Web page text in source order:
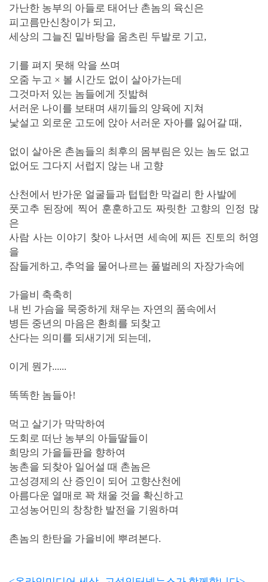
가난한 농부의 아들로 태어난 촌놈의 육신은
피고름만신창이가 되고,
세상의 그늘진 밑바탕을 움츠린 두발로 기고,
기를 펴지 못해 악을 쓰며
오줌 누고 × 볼 시간도 없이 살아가는데
그것마저 있는 놈들에게 짓밟혀
서러운 나이를 보태며 새끼들의 양육에 지쳐
낯설고 외로운 고도에 앉아 서러운 자아를 잃어갈 때,
없이 살아온 촌놈들의 최후의 몸부림은 있는 놈도 없고
없어도 그다지 서럽지 않는 내 고향
산천에서 반가운 얼굴들과 텁텁한 막걸리 한 사발에
풋고추 된장에 찍어 훈훈하고도 짜릿한 고향의 인정 많
은
사람 사는 이야기 찾아 나서면 세속에 찌든 진토의 허영
을
잠들게하고, 추억을 물어나르는 풀벌레의 자장가속에
가을비 축축히
내 빈 가슴을 묵중하게 채우는 자연의 품속에서
병든 중년의 마음은 환희를 되찾고
산다는 의미를 되새기게 되는데,
이게 뭔가......
똑똑한 놈들아!
먹고 살기가 막막하여
도회로 떠난 농부의 아들딸들이
희망의 가을들판을 향하여
농촌을 되찾아 일어설 때 촌놈은
고성경제의 산 증인이 되어 고향산천에
아름다운 열매로 꽉 채울 것을 확신하고
고성농어민의 창창한 발전을 기원하며
촌놈의 한탄을 가을비에 뿌려본다.